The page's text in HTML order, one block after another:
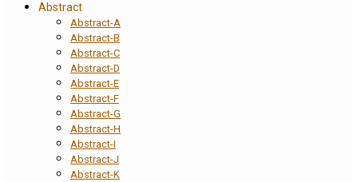
Abstract
Abstract-A
Abstract-B
Abstract-C
Abstract-D
Abstract-E
Abstract-F
Abstract-G
Abstract-H
Abstract-I
Abstract-J
Abstract-K